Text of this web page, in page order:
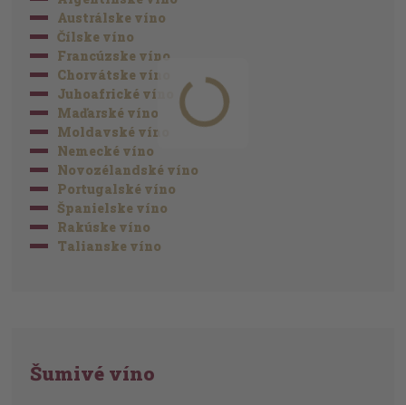
Austrálske víno
Čílske víno
Francúzske víno
Chorvátske víno
Juhoafrické víno
Maďarské víno
Moldavské víno
Nemecké víno
Novozélandské víno
Portugalské víno
Španielske víno
Rakúske víno
Talianske víno
Šumivé víno